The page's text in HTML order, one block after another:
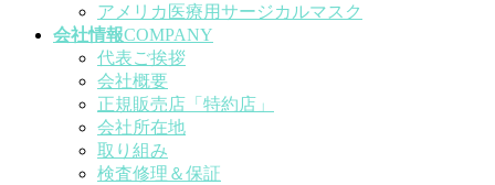
アメリカ医療用サージカルマスク
会社情報COMPANY
代表ご挨拶
会社概要
正規販売店「特約店」
会社所在地
取り組み
検査修理＆保証